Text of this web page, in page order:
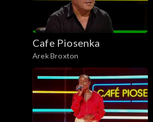
Cafe Piosenka
Arek Broxton